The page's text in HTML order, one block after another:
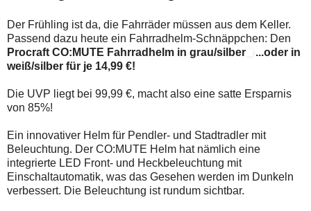
Der Frühling ist da, die Fahrräder müssen aus dem Keller.
Passend dazu heute ein Fahrradhelm-Schnäppchen: Den
Procraft CO:MUTE Fahrradhelm in grau/silber
...oder in
weiß/silber für je 14,99 €!
Die UVP liegt bei 99,99 €, macht also eine satte Ersparnis
von 85%!
Ein innovativer Helm für Pendler- und Stadtradler mit
Beleuchtung. Der CO:MUTE Helm hat nämlich eine
integrierte LED Front- und Heckbeleuchtung mit
Einschaltautomatik, was das Gesehen werden im Dunkeln
verbessert. Die Beleuchtung ist rundum sichtbar.